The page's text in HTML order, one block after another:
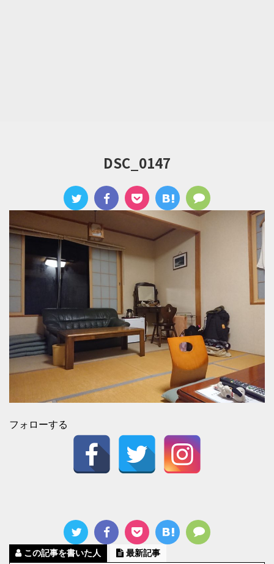
DSC_0147
フォローする
この記事を書いた人 最新記事